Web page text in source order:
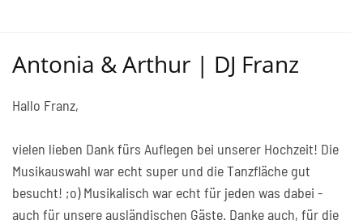
Antonia & Arthur | DJ Franz
Hallo Franz,
vielen lieben Dank fürs Auflegen bei unserer Hochzeit! Die
Musikauswahl war echt super und die Tanzfläche gut
besucht! ;o) Musikalisch war echt für jeden was dabei -
auch für unsere ausländischen Gäste. Danke auch, für die